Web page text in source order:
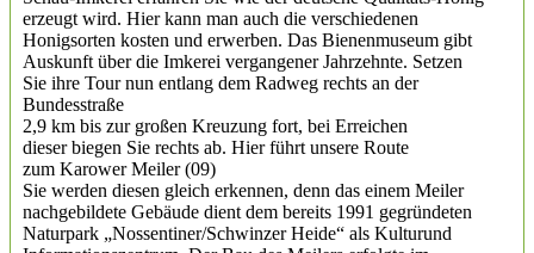
erzeugt wird. Hier kann man auch die verschiedenen
Honigsorten kosten und erwerben. Das Bienenmuseum gibt
Auskunft über die Imkerei vergangener Jahrzehnte. Setzen
Sie ihre Tour nun entlang dem Radweg rechts an der
Bundesstraße
2,9 km bis zur großen Kreuzung fort, bei Erreichen
dieser biegen Sie rechts ab. Hier führt unsere Route
zum Karower Meiler (09)
Sie werden diesen gleich erkennen, denn das einem Meiler
nachgebildete Gebäude dient dem bereits 1991 gegründeten
Naturpark „Nossentiner/Schwinzer Heide“ als Kulturund